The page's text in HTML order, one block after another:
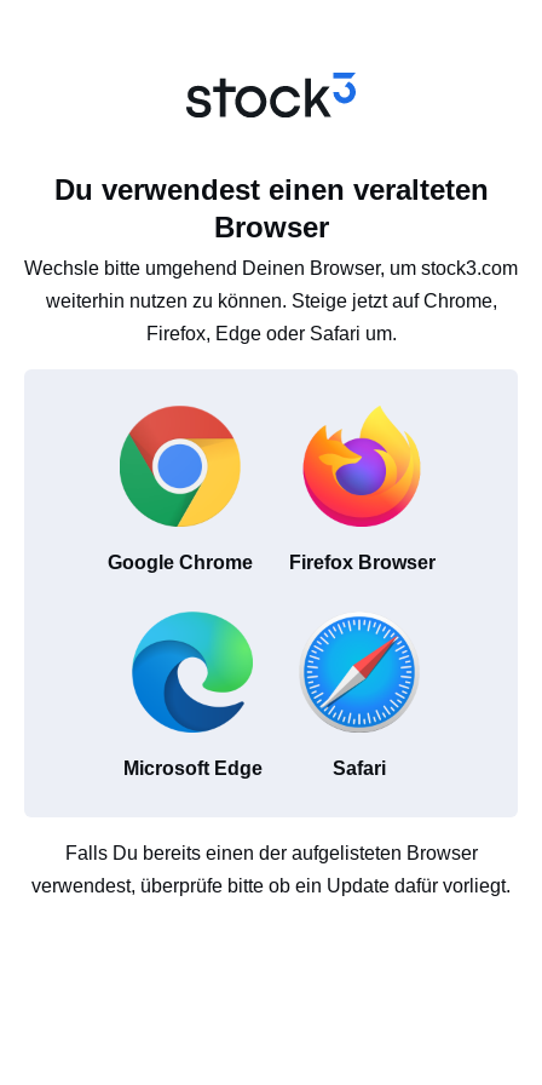
Du verwendest einen veralteten
Browser
Wechsle bitte umgehend Deinen Browser, um stock3.com
weiterhin nutzen zu können. Steige jetzt auf Chrome,
Firefox, Edge oder Safari um.
Google Chrome Firefox Browser
Microsoft Edge Safari
Falls Du bereits einen der aufgelisteten Browser
verwendest, überprüfe bitte ob ein Update dafür vorliegt.